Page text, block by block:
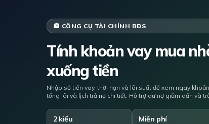
🏦 CÔNG CỤ TÀI CHÍNH BĐS
Tính khoản vay mua
xuống tiền
Nhập số tiền vay, thời hạn và lãi suất để xem ngay
tổng lãi và lịch trả nợ chi tiết. Hỗ trợ dư nợ giảm dần và
2 kiểu Miễn phí